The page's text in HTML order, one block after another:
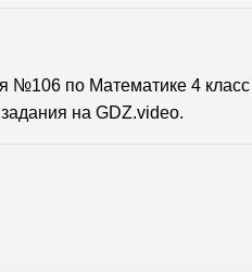
№106 по Математике 4
на GDZ.video.